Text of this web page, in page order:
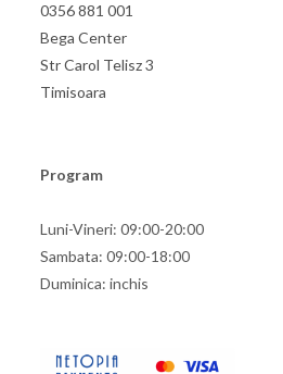
0356 881 001
Bega Center
Str Carol Telisz 3
Timisoara
Program
Luni-Vineri: 09:00-20:00
Sambata: 09:00-18:00
Duminica: inchis